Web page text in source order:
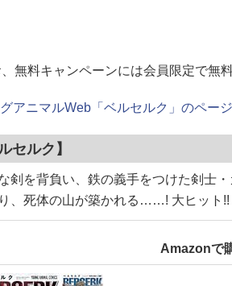
無料キャンペーンには会員限定で無
アニマルWeb「ベルセルク」のページ
セルク】
剣を背負い、鉄の義手をつけた剣士
、死体の山が築かれる……! 大ヒット!!
Amazonで